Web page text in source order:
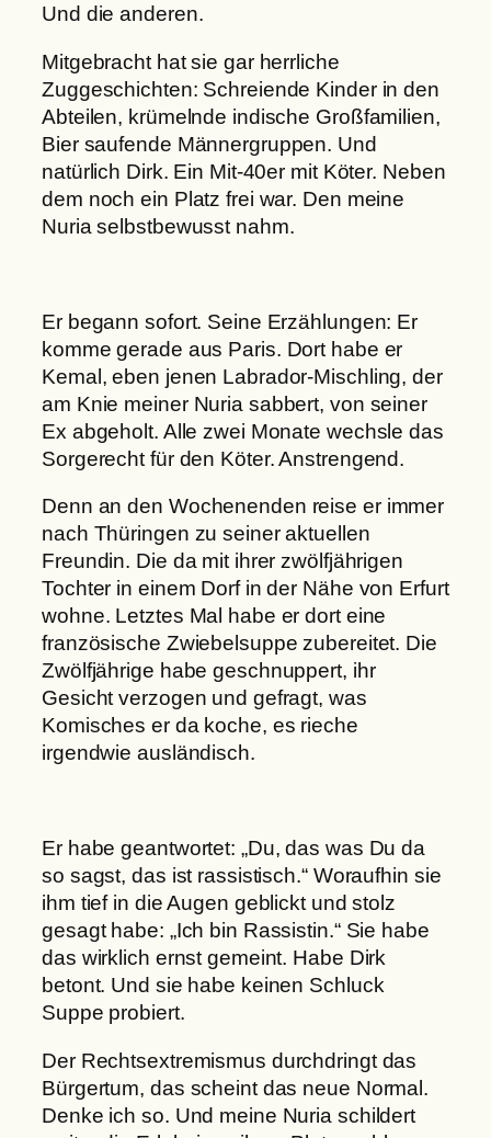
Und die anderen.
Mitgebracht hat sie gar herrliche
Zuggeschichten: Schreiende Kinder in den
Abteilen, krümelnde indische Großfamilien,
Bier saufende Männergruppen. Und
natürlich Dirk. Ein Mit-40er mit Köter. Neben
dem noch ein Platz frei war. Den meine
Nuria selbstbewusst nahm.
Er begann sofort. Seine Erzählungen: Er
komme gerade aus Paris. Dort habe er
Kemal, eben jenen Labrador-Mischling, der
am Knie meiner Nuria sabbert, von seiner
Ex abgeholt. Alle zwei Monate wechsle das
Sorgerecht für den Köter. Anstrengend.
Denn an den Wochenenden reise er immer
nach Thüringen zu seiner aktuellen
Freundin. Die da mit ihrer zwölfjährigen
Tochter in einem Dorf in der Nähe von Erfurt
wohne. Letztes Mal habe er dort eine
französische Zwiebelsuppe zubereitet. Die
Zwölfjährige habe geschnuppert, ihr
Gesicht verzogen und gefragt, was
Komisches er da koche, es rieche
irgendwie ausländisch.
Er habe geantwortet: „Du, das was Du da
so sagst, das ist rassistisch.“ Woraufhin sie
ihm tief in die Augen geblickt und stolz
gesagt habe: „Ich bin Rassistin.“ Sie habe
das wirklich ernst gemeint. Habe Dirk
betont. Und sie habe keinen Schluck
Suppe probiert.
Der Rechtsextremismus durchdringt das
Bürgertum, das scheint das neue Normal.
Denke ich so. Und meine Nuria schildert